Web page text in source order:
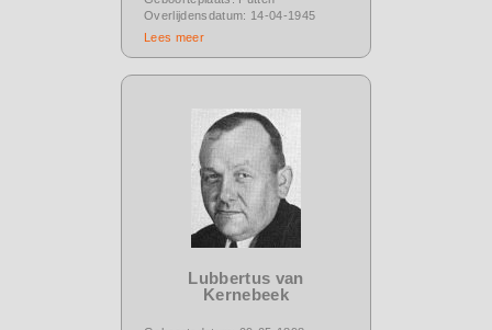
Overlijdensdatum: 14-04-1945
Lees meer
Lubbertus van
Kernebeek